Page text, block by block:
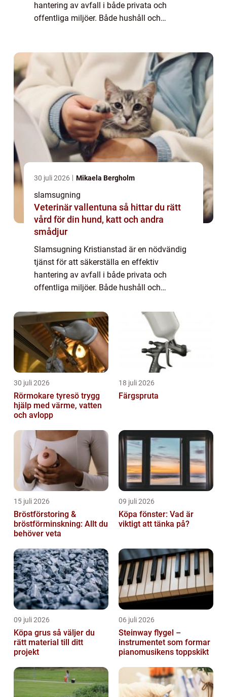
hantering av avfall i både privata och
offentliga miljöer. Både hushåll och
30 juli 2026 Mikaela Bergholm
slamsugning
Veterinär vallentuna så hittar du rätt
vård för din hund, katt och andra
smådjur
Slamsugning Kristianstad är en nödvändig
tjänst för att säkerställa en effektiv
hantering av avfall i både privata och
offentliga miljöer. Både hushåll och
30 juli 2026
Rörmokare tyresö trygg
hjälp med värme, vatten
och avlopp
18 juli 2026
Färgspruta
15 juli 2026
Bröstförstoring &
bröstförminskning: Allt du
behöver veta
09 juli 2026
Köpa fönster: Vad är
viktigt att tänka på?
09 juli 2026
Köpa grus så väljer du
rätt material till ditt
projekt
06 juli 2026
Steinway flygel –
instrumentet som formar
pianomusikens toppskikt